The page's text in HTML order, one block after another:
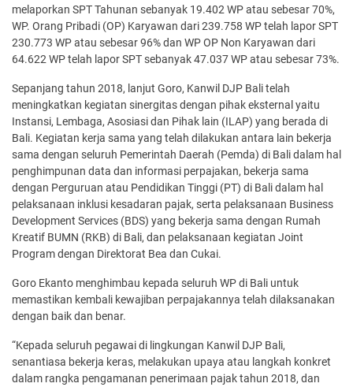
melaporkan SPT Tahunan sebanyak 19.402 WP atau sebesar 70%,
WP. Orang Pribadi (OP) Karyawan dari 239.758 WP telah lapor SPT
230.773 WP atau sebesar 96% dan WP OP Non Karyawan dari
64.622 WP telah lapor SPT sebanyak 47.037 WP atau sebesar 73%.
Sepanjang tahun 2018, lanjut Goro, Kanwil DJP Bali telah
meningkatkan kegiatan sinergitas dengan pihak eksternal yaitu
Instansi, Lembaga, Asosiasi dan Pihak lain (ILAP) yang berada di
Bali. Kegiatan kerja sama yang telah dilakukan antara lain bekerja
sama dengan seluruh Pemerintah Daerah (Pemda) di Bali dalam hal
penghimpunan data dan informasi perpajakan, bekerja sama
dengan Perguruan atau Pendidikan Tinggi (PT) di Bali dalam hal
pelaksanaan inklusi kesadaran pajak, serta pelaksanaan Business
Development Services (BDS) yang bekerja sama dengan Rumah
Kreatif BUMN (RKB) di Bali, dan pelaksanaan kegiatan Joint
Program dengan Direktorat Bea dan Cukai.
Goro Ekanto menghimbau kepada seluruh WP di Bali untuk
memastikan kembali kewajiban perpajakannya telah dilaksanakan
dengan baik dan benar.
“Kepada seluruh pegawai di lingkungan Kanwil DJP Bali,
senantiasa bekerja keras, melakukan upaya atau langkah konkret
dalam rangka pengamanan penerimaan pajak tahun 2018, dan